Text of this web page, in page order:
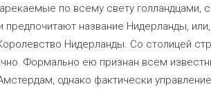
по всему свету голландцами,
предпочитают название Нидерланды,
Нидерланды. Со столицей
Формально ею признан всем
однако фактически